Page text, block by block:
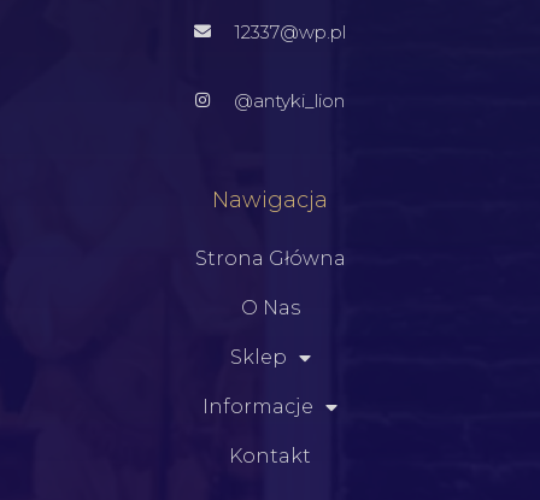
12337@wp.pl
@antyki_lion
Nawigacja
Strona Główna
O Nas
Sklep
Informacje
Kontakt